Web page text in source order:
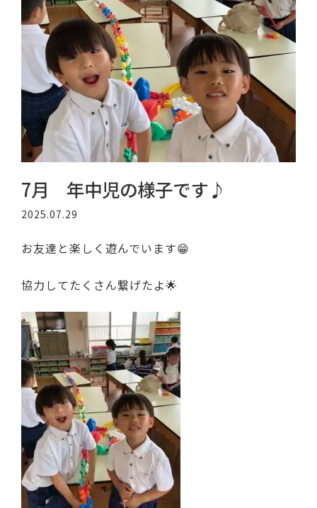
7月 年中児の様子です♪
2025.07.29
お友達と楽しく遊んでいます😁
協力してたくさん繋げたよ🌟